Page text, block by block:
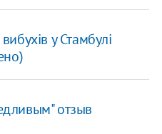
у Стамбулі
отзыв